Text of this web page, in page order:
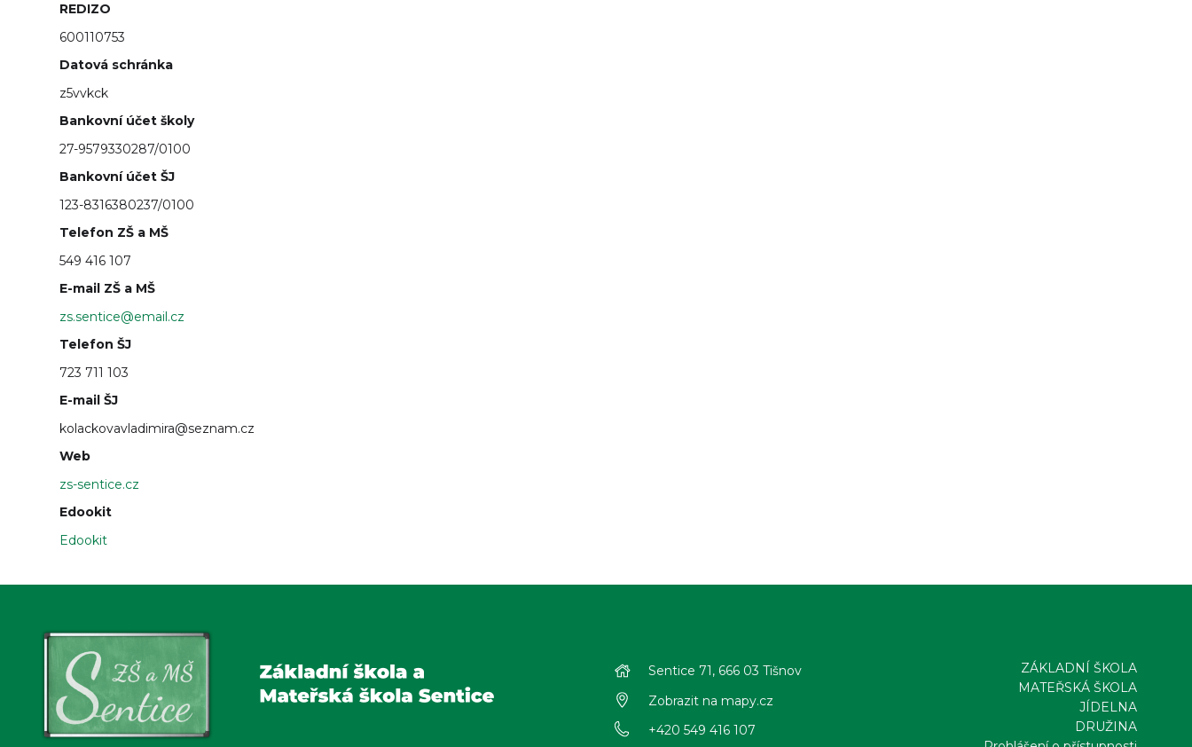
REDIZO
600110753
Datová schránka
z5vvkck
Bankovní účet školy
27-9579330287/0100
Bankovní účet ŠJ
123-8316380237/0100
Telefon ZŠ a MŠ
549 416 107
E-mail ZŠ a MŠ
zs.sentice@email.cz
Telefon ŠJ
723 711 103
E-mail ŠJ
kolackovavladimira@seznam.cz
Web
zs-sentice.cz
Edookit
Edookit
Sentice 71, 666 03 Tišnov
Zobrazit na mapy.cz
+420 549 416 107
ZÁKLADNÍ ŠKOLA
MATEŘSKÁ ŠKOLA
JÍDELNA
DRUŽINA